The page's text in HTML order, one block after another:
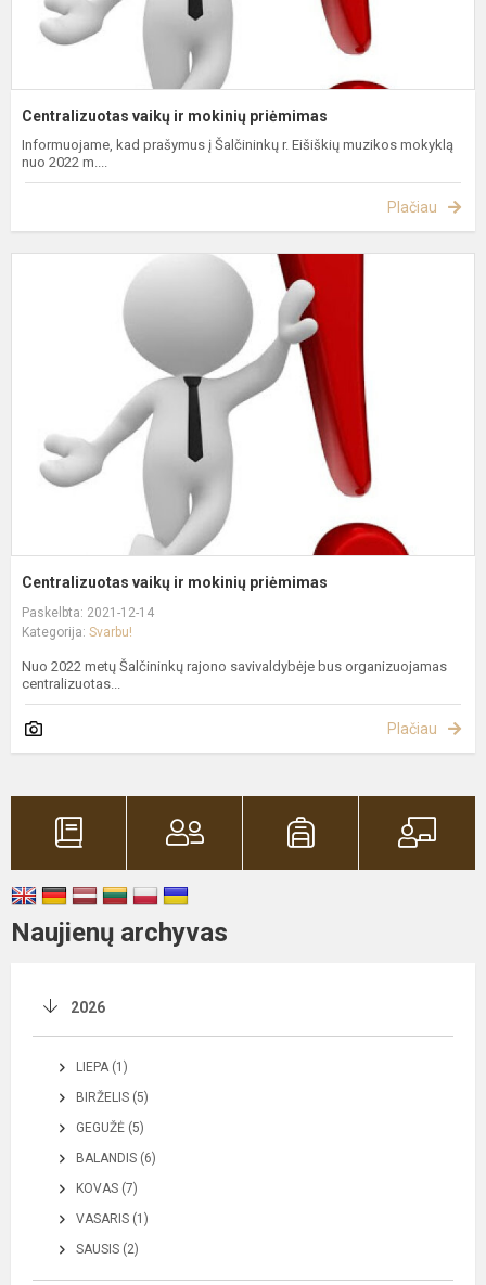
Centralizuotas vaikų ir mokinių priėmimas
Informuojame, kad prašymus į Šalčininkų r. Eišiškių muzikos mokyklą
nuo 2022 m....
Plačiau
Centralizuotas vaikų ir mokinių priėmimas
Paskelbta: 2021-12-14
Kategorija: Svarbu!
Nuo 2022 metų Šalčininkų rajono savivaldybėje bus organizuojamas
centralizuotas...
Plačiau
Naujienų archyvas
2026
LIEPA (1)
BIRŽELIS (5)
GEGUŽĖ (5)
BALANDIS (6)
KOVAS (7)
VASARIS (1)
SAUSIS (2)